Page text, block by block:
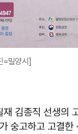
=밀양시]
재 김종직 선생의
숭고하고 고결한